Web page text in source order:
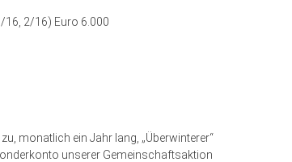
16, 2/16) Euro 6.000
monatlich ein Jahr lang, „Überwinterer“
unserer Gemeinschaftsaktion